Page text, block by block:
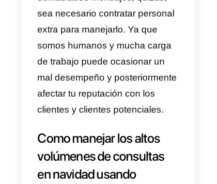
Porque Callbell te ayuda a
manejar los volúmenes de